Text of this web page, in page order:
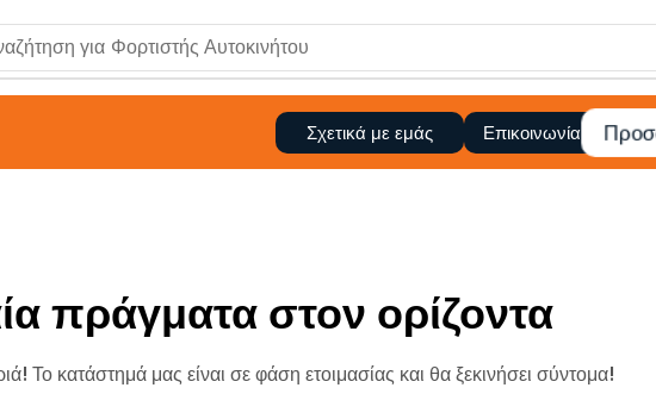
για
Σχετικά με εμάς Επικοινωνία
πράγματα στον ορίζοντα
Το κατάστημά μας είναι σε φάση ετοιμασίας και θα ξεκινήσει σύντομα!